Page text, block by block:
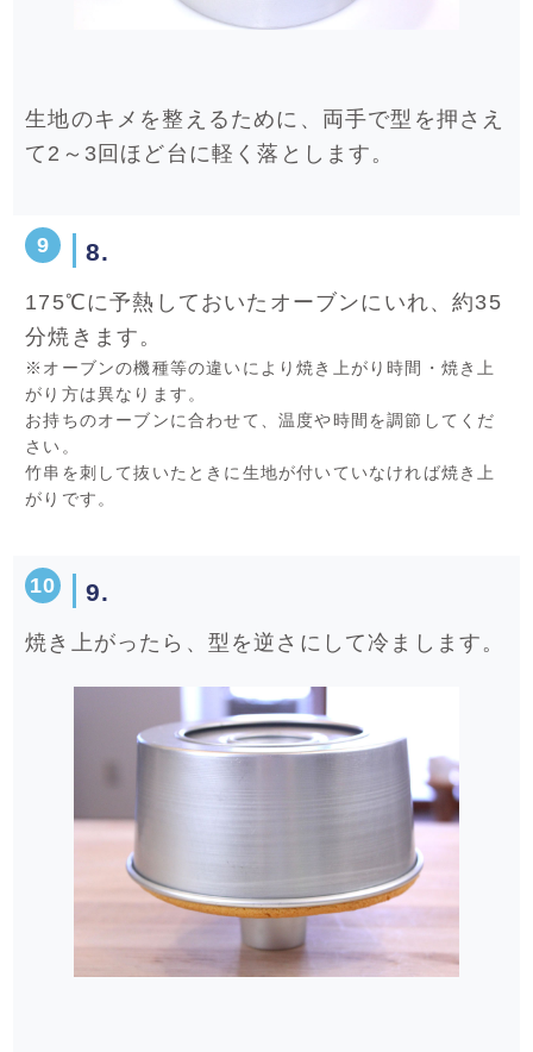
生地のキメを整えるために、両手で型を押さえ
て2～3回ほど台に軽く落とします。
8.
175℃に予熱しておいたオーブンにいれ、約35
分焼きます。
※オーブンの機種等の違いにより焼き上がり時間・焼き上
がり方は異なります。
お持ちのオーブンに合わせて、温度や時間を調節してくだ
さい。
竹串を刺して抜いたときに生地が付いていなければ焼き上
がりです。
9.
焼き上がったら、型を逆さにして冷まします。